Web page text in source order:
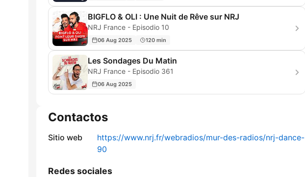
BIGFLO & OLI : Une Nuit de Rêve sur NRJ
NRJ France - Episodio 10
06 Aug 2025 120 min
Les Sondages Du Matin
NRJ France - Episodio 361
06 Aug 2025
Contactos
Sitio web
https://www.nrj.fr/webradios/mur-des-radios/nrj-dance-
90
Redes sociales